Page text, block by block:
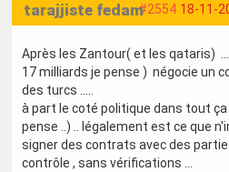
#2554 18-11-
tarajjiste fedam
Après les Zantour( et les qataris)
17 milliards je pense ) négocie un
des turcs .....
à part le coté politique dans tout ça
pense ..) .. légalement est ce que
signer des contrats avec des
contrôle , sans vérifications ...